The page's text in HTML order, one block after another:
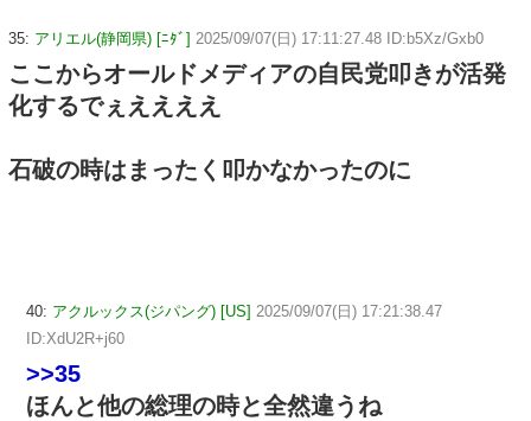
35: アリエル(静岡県) [ﾆﾀﾞ] 2025/09/07(日) 17:11:27.48 ID:b5Xz/Gxb0
ここからオールドメディアの自民党叩きが活発
化するでぇええええ
石破の時はまったく叩かなかったのに
40: アクルックス(ジパング) [US] 2025/09/07(日) 17:21:38.47
ID:XdU2R+j60
>>35
ほんと他の総理の時と全然違うね